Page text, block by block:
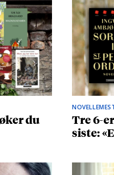
du
Tre 6-
siste: